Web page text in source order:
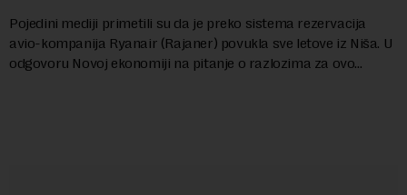
Pojedini mediji primetili su da je preko sistema rezervacija
avio-kompanija Ryanair (Rajaner) povukla sve letove iz Niša. U
odgovoru Novoj ekonomiji na pitanje o razlozima za ovo